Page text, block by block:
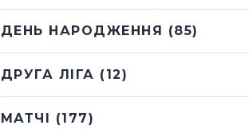
ДЕНЬ НАРОДЖЕННЯ (85)
ДРУГА ЛІГА (12)
МАТЧІ (177)